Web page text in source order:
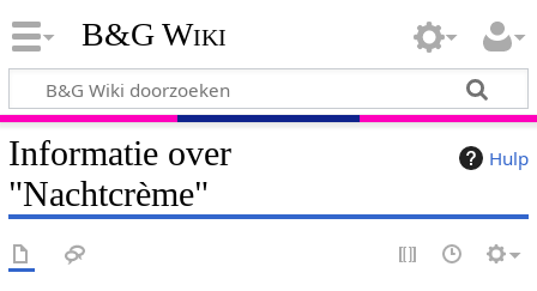
B&G Wiki
Hulp
Informatie over
"Nachtcrème"